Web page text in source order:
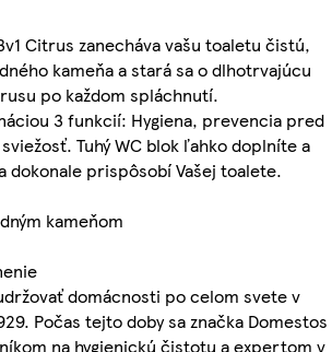
Citrus zanecháva vašu toaletu čistú,
kameňa a stará sa o dlhotrvajúcu
po každom spláchnutí.
3 funkcií: Hygiena, prevencia pred
Tuhý WC blok ľahko doplníte a
dokonale prispôsobí Vašej toalete.
kameňom
domácnosti po celom svete v
Počas tejto doby sa značka Domestos
na hygienickú čistotu a expertom v